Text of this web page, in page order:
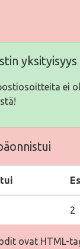
yksityisyys
ei
2
ovat HTML-